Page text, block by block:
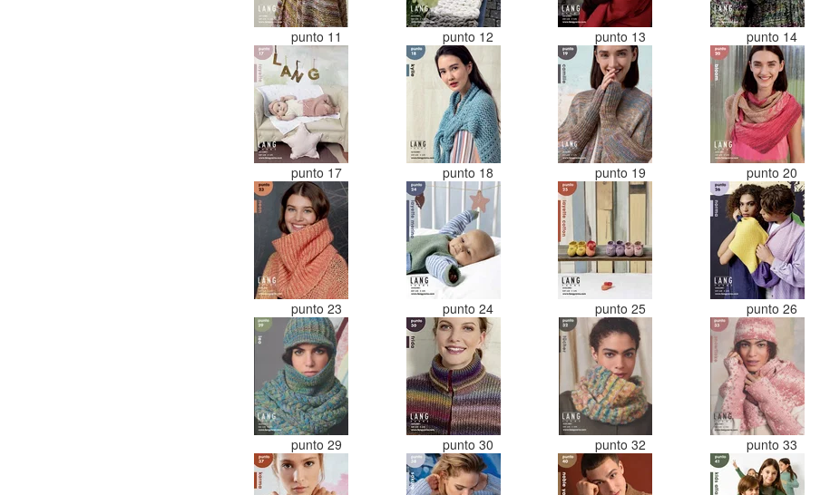
punto 11 punto 12 punto 13 punto 14
punto 17 punto 18 punto 19 punto 20
punto 23 punto 24 punto 25 punto 26
punto 29 punto 30 punto 32 punto 33